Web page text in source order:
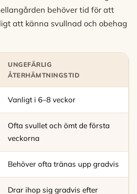
behöver tid för att
att känna svullnad och obehag
UNGEFÄRLIG
ÅTERHÄMTNINGSTID
Vanligt i 6–8 veckor
Ofta svullet och ömt de första
veckorna
Behöver ofta tränas upp gradvis
Drar ihop sig gradvis efter